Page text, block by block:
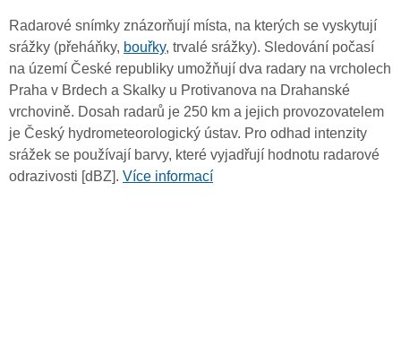
Radarové snímky znázorňují místa, na kterých se vyskytují
srážky (přeháňky, bouřky, trvalé srážky). Sledování počasí
na území České republiky umožňují dva radary na vrcholech
Praha v Brdech a Skalky u Protivanova na Drahanské
vrchovině. Dosah radarů je 250 km a jejich provozovatelem
je Český hydrometeorologický ústav. Pro odhad intenzity
srážek se používají barvy, které vyjadřují hodnotu radarové
odrazivosti [dBZ]. Více informací